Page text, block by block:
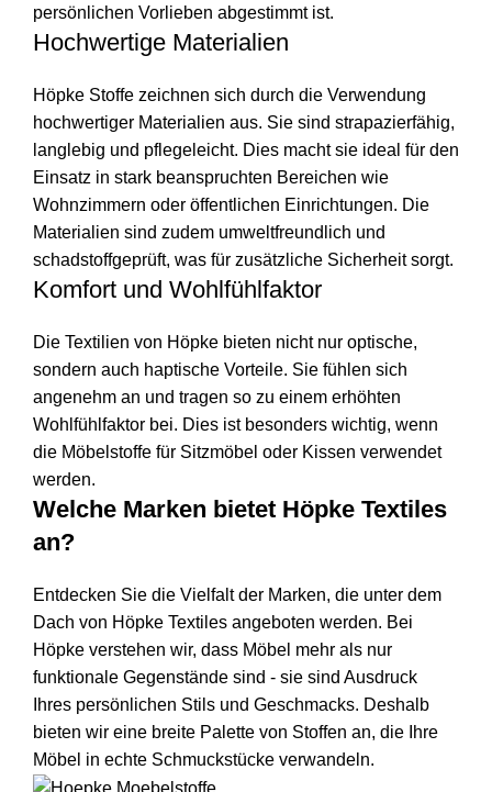
persönlichen Vorlieben abgestimmt ist.
Hochwertige Materialien
Höpke Stoffe zeichnen sich durch die Verwendung
hochwertiger Materialien aus. Sie sind strapazierfähig,
langlebig und pflegeleicht. Dies macht sie ideal für den
Einsatz in stark beanspruchten Bereichen wie
Wohnzimmern oder öffentlichen Einrichtungen. Die
Materialien sind zudem umweltfreundlich und
schadstoffgeprüft, was für zusätzliche Sicherheit sorgt.
Komfort und Wohlfühlfaktor
Die Textilien von Höpke bieten nicht nur optische,
sondern auch haptische Vorteile. Sie fühlen sich
angenehm an und tragen so zu einem erhöhten
Wohlfühlfaktor bei. Dies ist besonders wichtig, wenn
die Möbelstoffe für Sitzmöbel oder Kissen verwendet
werden.
Welche Marken bietet Höpke Textiles
an?
Entdecken Sie die Vielfalt der Marken, die unter dem
Dach von Höpke Textiles angeboten werden. Bei
Höpke verstehen wir, dass Möbel mehr als nur
funktionale Gegenstände sind - sie sind Ausdruck
Ihres persönlichen Stils und Geschmacks. Deshalb
bieten wir eine breite Palette von Stoffen an, die Ihre
Möbel in echte Schmuckstücke verwandeln.